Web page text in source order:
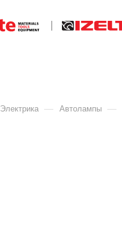
Электрика — Автолампы —